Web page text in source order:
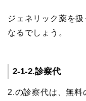
ジェネリック薬を
なるでしょう。
2-1-2.診察代
2.の診察代は、無